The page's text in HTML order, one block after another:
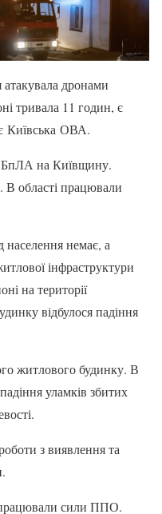
атакувала дронами
тривала 11 годин, є
Київська ОВА.
БпЛА на Київщину.
В області працювали
немає, а
інфраструктури
на території
відбулося падіння
житлового будинку. В
уламків збитих
з виявлення та
сили ППО.